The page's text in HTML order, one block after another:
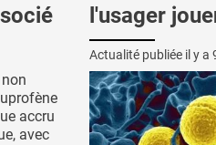
accru
avec
l'usager
Actualité publiée il y a